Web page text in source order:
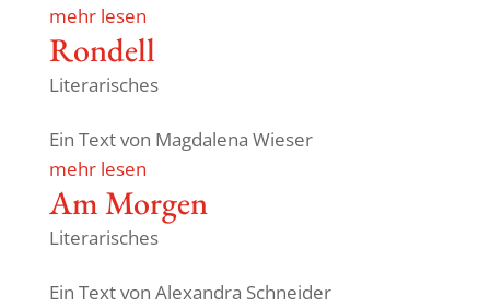
mehr lesen
Rondell
Literarisches
Ein Text von Magda­lena Wieser
mehr lesen
Am Morgen
Literarisches
Ein Text von Alex­andra Schneider